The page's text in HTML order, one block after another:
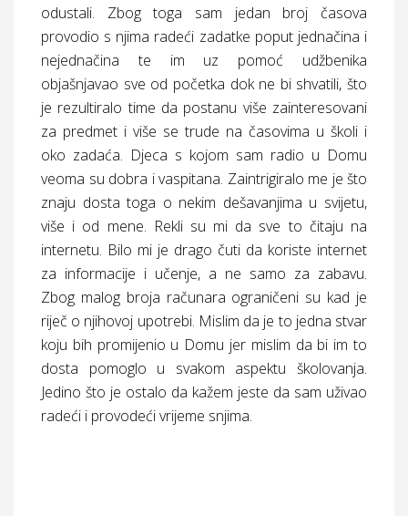
odustali. Zbog toga sam jedan broj časova
provodio s njima radeći zadatke poput jednačina i
nejednačina te im uz pomoć udžbenika
objašnjavao sve od početka dok ne bi shvatili, što
je rezultiralo time da postanu više zainteresovani
za predmet i više se trude na časovima u školi i
oko zadaća. Djeca s kojom sam radio u Domu
veoma su dobra i vaspitana. Zaintrigiralo me je što
znaju dosta toga o nekim dešavanjima u svijetu,
više i od mene. Rekli su mi da sve to čitaju na
internetu. Bilo mi je drago čuti da koriste internet
za informacije i učenje, a ne samo za zabavu.
Zbog malog broja računara ograničeni su kad je
riječ o njihovoj upotrebi. Mislim da je to jedna stvar
koju bih promijenio u Domu jer mislim da bi im to
dosta pomoglo u svakom aspektu školovanja.
Jedino što je ostalo da kažem jeste da sam uživao
radeći i provodeći vrijeme snjima.